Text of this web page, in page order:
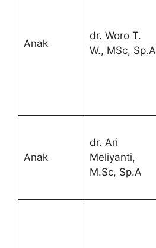
Anak
dr. Woro T.
W., MSc, Sp.A
Anak
dr. Ari
Meliyanti,
M.Sc, Sp.A